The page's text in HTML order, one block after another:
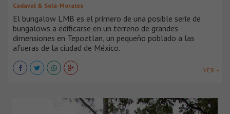
Cadaval & Solà-Morales
El bungalow LMB es el primero de una posible serie de
bungalows a edificarse en un terreno de grandes
dimensiones en Tepoztlan, un pequeño poblado a las
afueras de la ciudad de México.
VER +